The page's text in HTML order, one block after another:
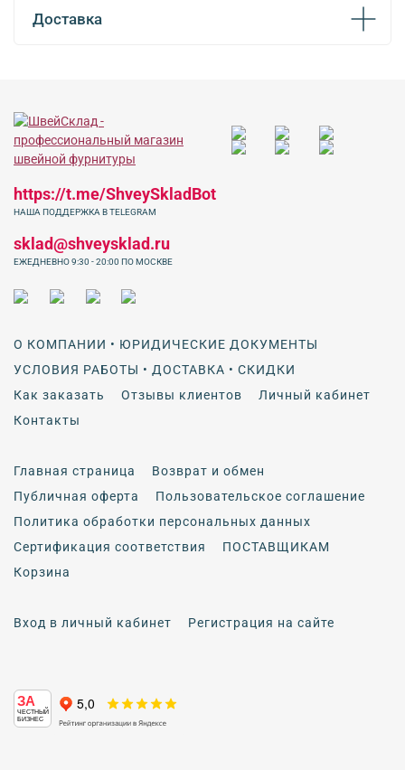
Доставка
О КОМПАНИИ • ЮРИДИЧЕСКИЕ ДОКУМЕНТЫ
УСЛОВИЯ РАБОТЫ • ДОСТАВКА • СКИДКИ
Как заказать
Отзывы клиентов
Личный кабинет
Контакты
Главная страница
Возврат и обмен
Публичная оферта
Пользовательское соглашение
Политика обработки персональных данных
Сертификация соответствия
ПОСТАВЩИКАМ
Корзина
Вход в личный кабинет Регистрация на сайте
https://t.me/ShveySkladBot
НАША ПОДДЕРЖКА В TELEGRAM
sklad@shveysklad.ru
ЕЖЕДНЕВНО 9:30 - 20:00 ПО МОСКВЕ
ЗА
ЧЕСТНЫЙ
БИЗНЕС